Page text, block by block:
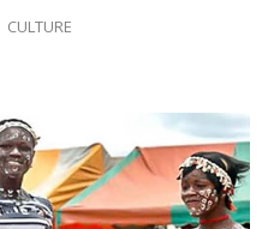
CULTURE